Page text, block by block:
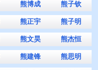
熊博成 熊子钦
熊正宇 熊子明
熊文昊 熊杰恒
熊建锋 熊思明